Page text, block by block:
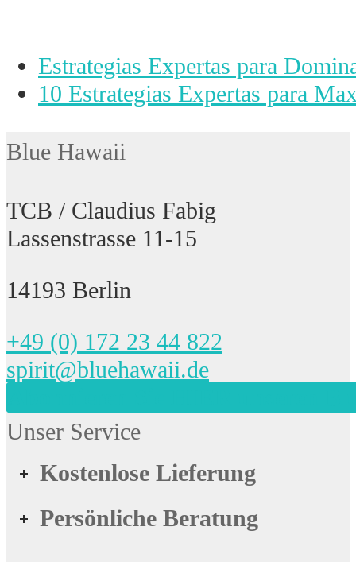
vorheriger
Beitrag:
Estrategias Expertas para
Nächster
10 Estrategias Expertas para
Blue Hawaii
TCB / Claudius Fabig
Lassenstrasse 11-15
14193 Berlin
+49 (0) 172 23 44 822
spirit@bluehawaii.de
Unser Service
Kostenlose Lieferung
Persönliche Beratung